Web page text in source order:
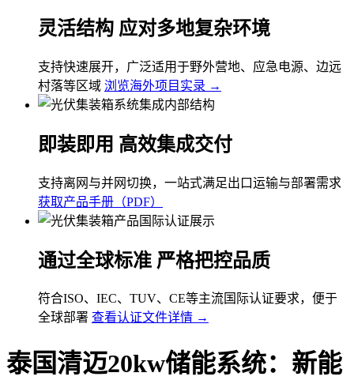
灵活结构 应对多地复杂环境
支持快速展开，广泛适用于野外营地、应急电源、边远
村落等区域 浏览海外项目实录 →
即装即用 高效集成交付
支持离网与并网切换，一站式满足出口运输与部署需求
获取产品手册（PDF）
通过全球标准 严格把控品质
符合ISO、IEC、TUV、CE等主流国际认证要求，便于
全球部署 查看认证文件详情 →
泰国清迈20kw储能系统：新能